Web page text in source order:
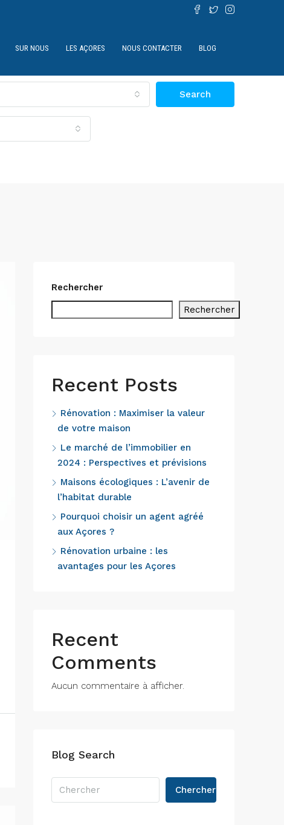
SUR NOUS LES AÇORES NOUS CONTACTER BLOG
Search
Rechercher
Rechercher
Recent Posts
Rénovation : Maximiser la valeur
de votre maison
Le marché de l’immobilier en
2024 : Perspectives et prévisions
Maisons écologiques : L’avenir de
l’habitat durable
Pourquoi choisir un agent agréé
aux Açores ?
Rénovation urbaine : les
avantages pour les Açores
Recent
Comments
Aucun commentaire à afficher.
Blog Search
Chercher